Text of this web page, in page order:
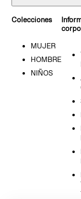
Colecciones
MUJER
HOMBRE
NIÑOS